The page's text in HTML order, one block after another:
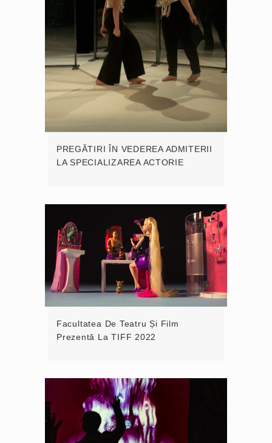
PREGĂTIRI ÎN VEDEREA ADMITERII
LA SPECIALIZAREA ACTORIE
Facultatea De Teatru Și Film
Prezentă La TIFF 2022